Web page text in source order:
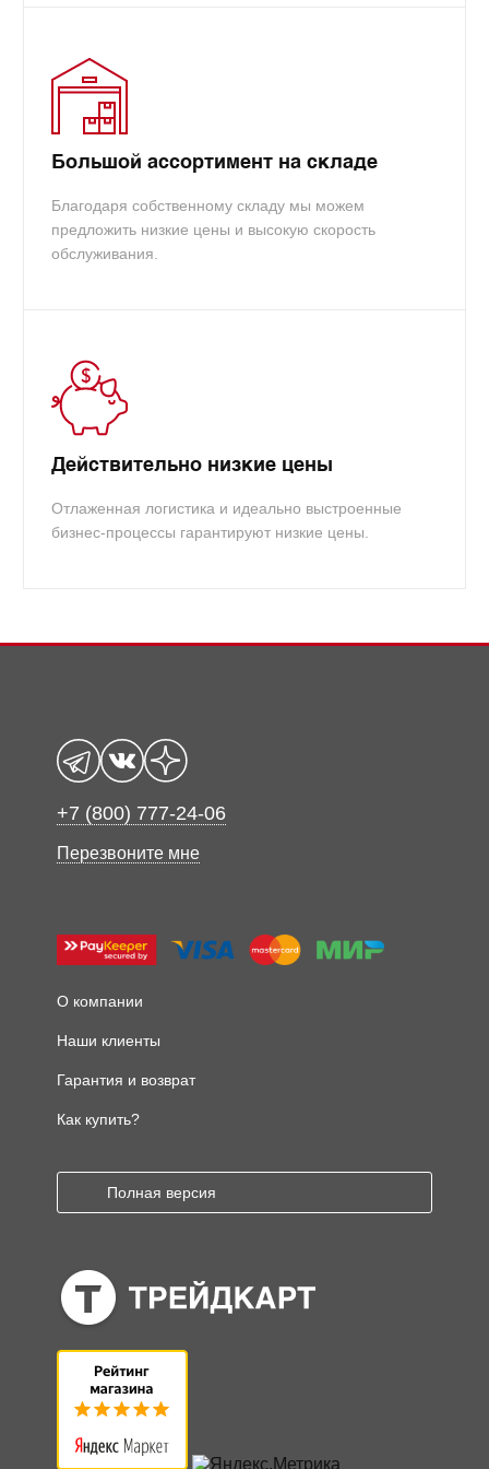
Большой ассортимент на складе
Благодаря собственному складу мы можем
предложить низкие цены и высокую скорость
обслуживания.
Действительно низкие цены
Отлаженная логистика и идеально выстроенные
бизнес-процессы гарантируют низкие цены.
+7 (800) 777-24-06
Перезвоните мне
О компании
Наши клиенты
Гарантия и возврат
Как купить?
Полная версия